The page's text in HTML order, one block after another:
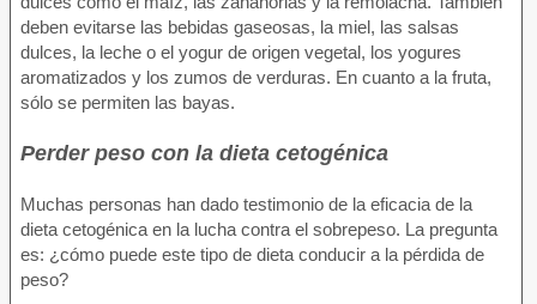
deben evitarse las bebidas gaseosas, la miel, las salsas
dulces, la leche o el yogur de origen vegetal, los yogures
aromatizados y los zumos de verduras. En cuanto a la fruta,
sólo se permiten las bayas.
Perder peso con la dieta cetogénica
Muchas personas han dado testimonio de la eficacia de la
dieta cetogénica en la lucha contra el sobrepeso. La pregunta
es: ¿cómo puede este tipo de dieta conducir a la pérdida de
peso?